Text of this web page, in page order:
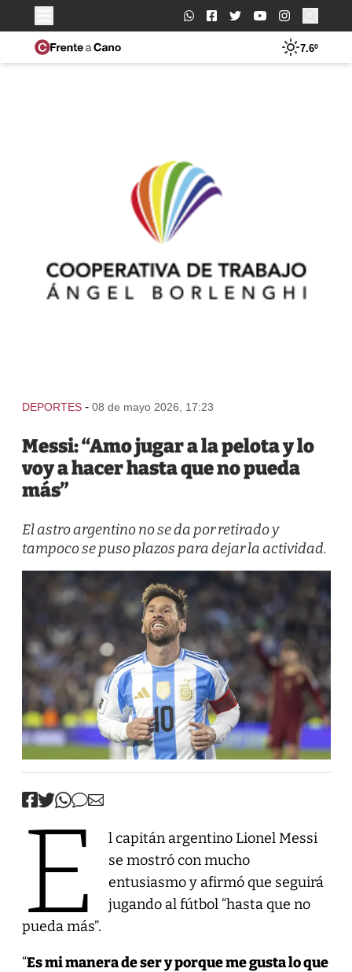
Buscar:
7.6º
DEPORTES - 08 de mayo 2026, 17:23
Messi: “Amo jugar a la pelota y lo
voy a hacer hasta que no pueda
más”
El astro argentino no se da por retirado y
tampoco se puso plazos para dejar la actividad.
E
l capitán argentino Lionel Messi
se mostró con mucho
entusiasmo y afirmó que seguirá
jugando al fútbol “hasta que no
pueda más”.
“Es mi manera de ser y porque me gusta lo que